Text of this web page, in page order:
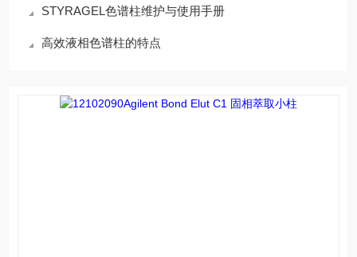
STYRAGEL色谱柱维护与使用手册
高效液相色谱柱的特点